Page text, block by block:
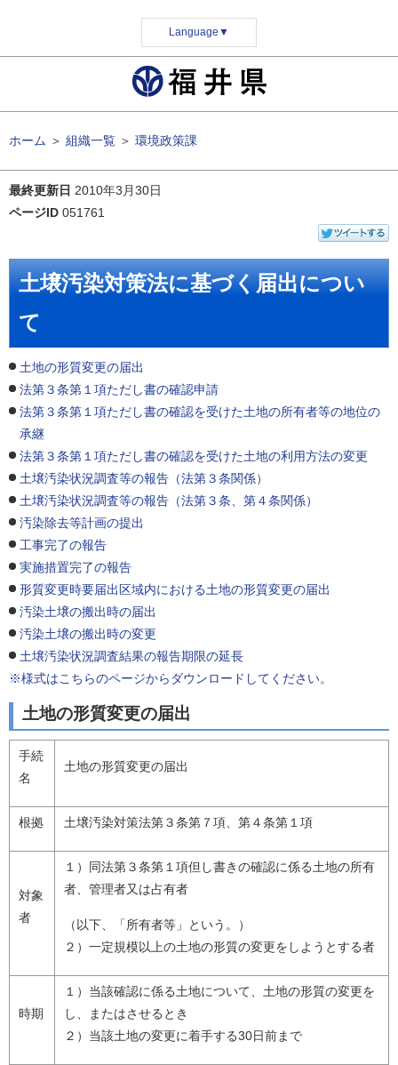
Language ▼
ホーム ＞ 組織一覧 ＞ 環境政策課
最終更新日 2010年3月30日
ページID 051761
土壌汚染対策法に基づく届出につい
て
土地の形質変更の届出
法第３条第１項ただし書の確認申請
法第３条第１項ただし書の確認を受けた土地の所有者等の地位の
承継
法第３条第１項ただし書の確認を受けた土地の利用方法の変更
土壌汚染状況調査等の報告（法第３条関係）
土壌汚染状況調査等の報告（法第３条、第４条関係）
汚染除去等計画の提出
工事完了の報告
実施措置完了の報告
形質変更時要届出区域内における土地の形質変更の届出
汚染土壌の搬出時の届出
汚染土壌の搬出時の変更
土壌汚染状況調査結果の報告期限の延長
※様式はこちらのページからダウンロードしてください。
土地の形質変更の届出
手続
名
土地の形質変更の届出
根拠 土壌汚染対策法第３条第７項、第４条第１項
対象
者
１）同法第３条第１項但し書きの確認に係る土地の所有
者、管理者又は占有者
（以下、「所有者等」という。）
２）一定規模以上の土地の形質の変更をしようとする者
時期
１）当該確認に係る土地について、土地の形質の変更を
し、またはさせるとき
２）当該土地の変更に着手する30日前まで